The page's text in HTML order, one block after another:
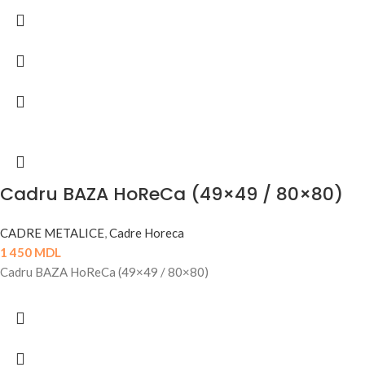
Cadru BAZA HoReCa (49×49 / 80×80)
CADRE METALICE,Cadre Horeca
1 450 MDL
Cadru BAZA HoReCa (49×49 / 80×80)